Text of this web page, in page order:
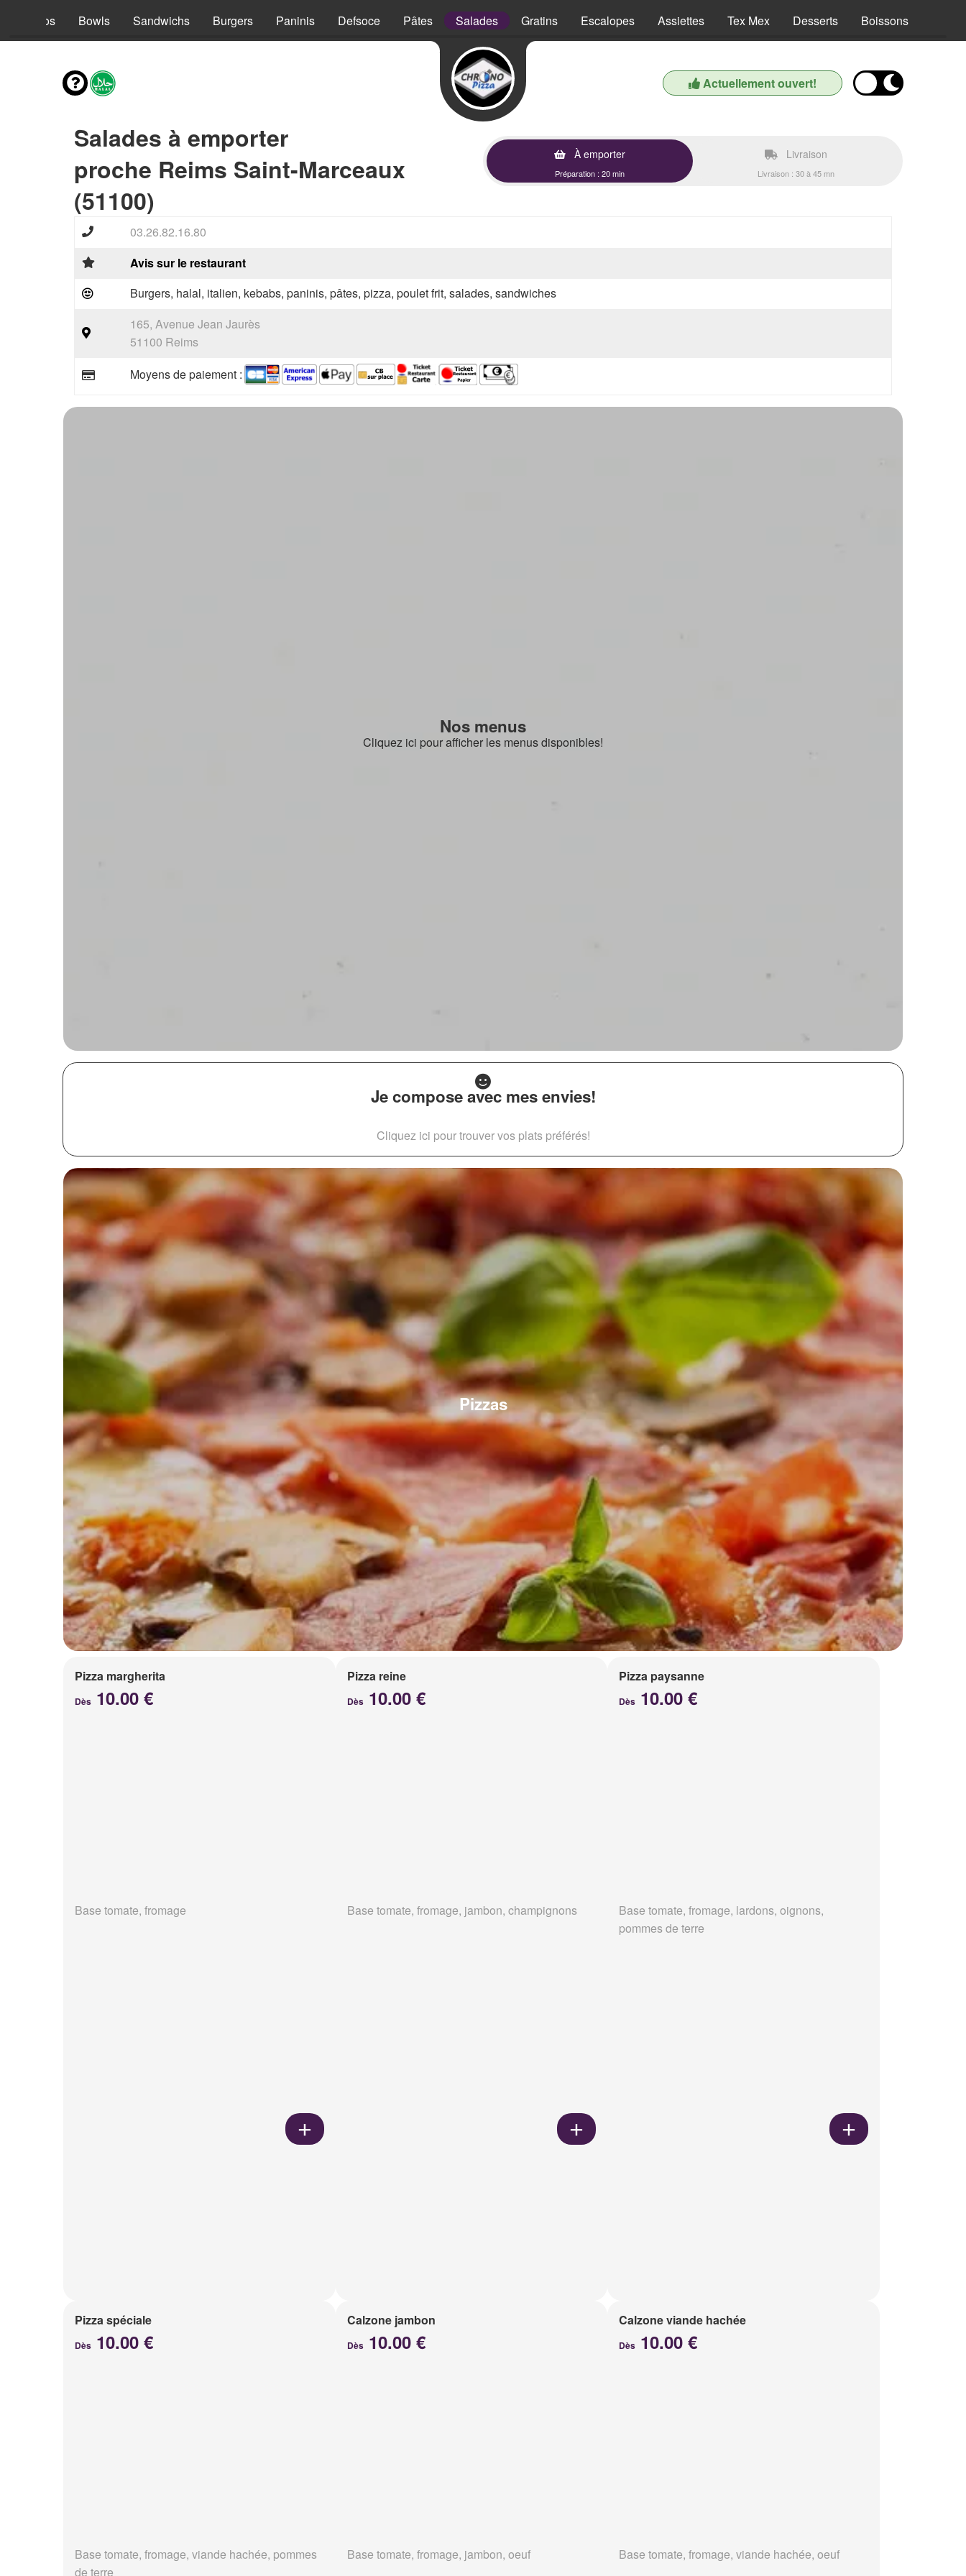
Tacos Bowls Sandwichs Burgers Paninis Defsoce Pâtes Salades Gratins Escalopes Assiettes Tex Mex Desserts Boissons
Actuellement ouvert!
Salades à emporter
proche Reims Saint-Marceaux
(51100)
À emporter
Préparation : 20 min
Livraison
Livraison : 30 à 45 mn
03.26.82.16.80
Avis sur le restaurant
Burgers, halal, italien, kebabs, paninis, pâtes, pizza, poulet frit, salades, sandwiches
165, Avenue Jean Jaurès
51100 Reims
Moyens de paiement :
Nos menus
Cliquez ici pour afficher les menus disponibles!
Je compose avec mes envies!
Cliquez ici pour trouver vos plats préférés!
Pizzas
Pizza margherita
Dès 10.00 €
Base tomate, fromage
Pizza reine
Dès10.00 €
Base tomate, fromage, jambon, champignons
Pizza paysanne
Dès 10.00 €
Base tomate, fromage, lardons, oignons,
pommes de terre
Pizza spéciale
Dès 10.00 €
Base tomate, fromage, viande hachée, pommes
de terre
Calzone jambon
Dès10.00 €
Base tomate, fromage, jambon, oeuf
Calzone viande hachée
Dès 10.00 €
Base tomate, fromage, viande hachée, oeuf